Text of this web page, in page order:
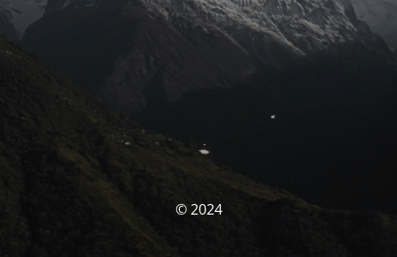
© 2024